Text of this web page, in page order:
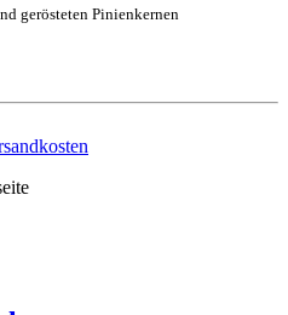
gerösteten Pinienkernen